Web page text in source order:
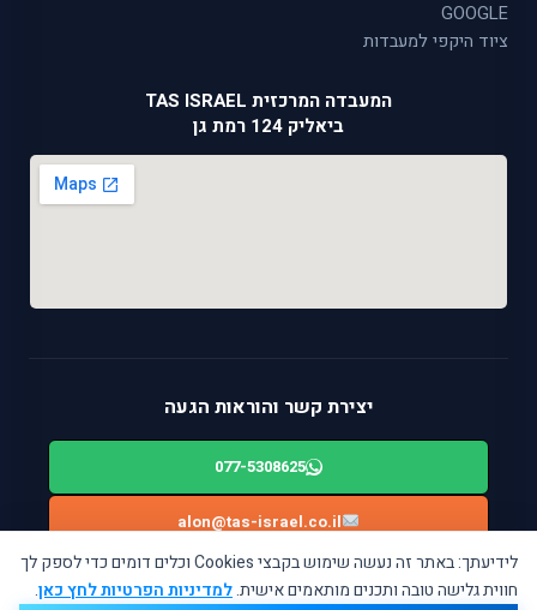
לידיעתך: באתר זה נעשה שימוש בקבצי Cookies וכלים דומים כדי לספק לך
חווית גלישה טובה ותכנים מותאמים אישית.למדיניות הפרטיות לחץ כאן.
GOOGLE
ציוד היקפי למעבדות
המעבדה המרכזית TAS ISRAEL
ביאליק 124 רמת גן
יצירת קשר והוראות הגעה
077-5308625
alon@tas-israel.co.il